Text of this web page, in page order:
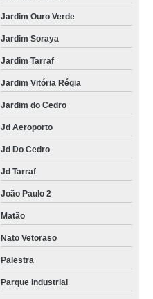
Jardim Ouro Verde
Jardim Soraya
Jardim Tarraf
Jardim Vitória Régia
Jardim do Cedro
Jd Aeroporto
Jd Do Cedro
Jd Tarraf
João Paulo 2
Matão
Nato Vetoraso
Palestra
Parque Industrial